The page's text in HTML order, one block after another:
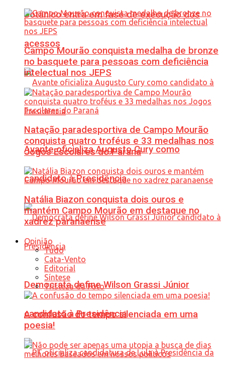
Botânico entra em fase de execução dos
acessos
Avante oficializa Augusto Cury como
candidato à Presidência
Democrata define Wilson Grassi Júnior
candidato à Presidência
Campo Mourão conquista medalha de bronze
no basquete para pessoas com deficiência
intelectual nos JEPS
Natação paradesportiva de Campo Mourão
conquista quatro troféus e 33 medalhas nos
Jogos Escolares do Paraná
Natália Biazon conquista dois ouros e
mantém Campo Mourão em destaque no
xadrez paranaense
Opinião
Tudo
Cata-Vento
Editorial
Síntese
Tristeza da Foto
A confusão do tempo silenciada em uma
poesia!